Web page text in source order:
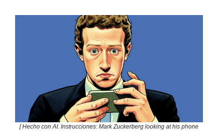
[ Hecho con AI. Instrucciones: Mark Zuckerberg looking at his phone